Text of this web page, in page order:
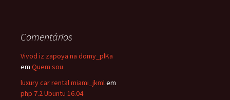
Comentários
Vivod iz zapoya na domy_plKa
em Quem sou
luxury car rental miami_jkmlem
php 7.2 Ubuntu 16.04